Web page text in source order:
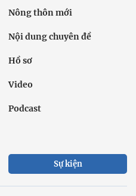
Nông thôn mới
Nội dung chuyên đề
Hồ sơ
Video
Podcast
Sự kiện